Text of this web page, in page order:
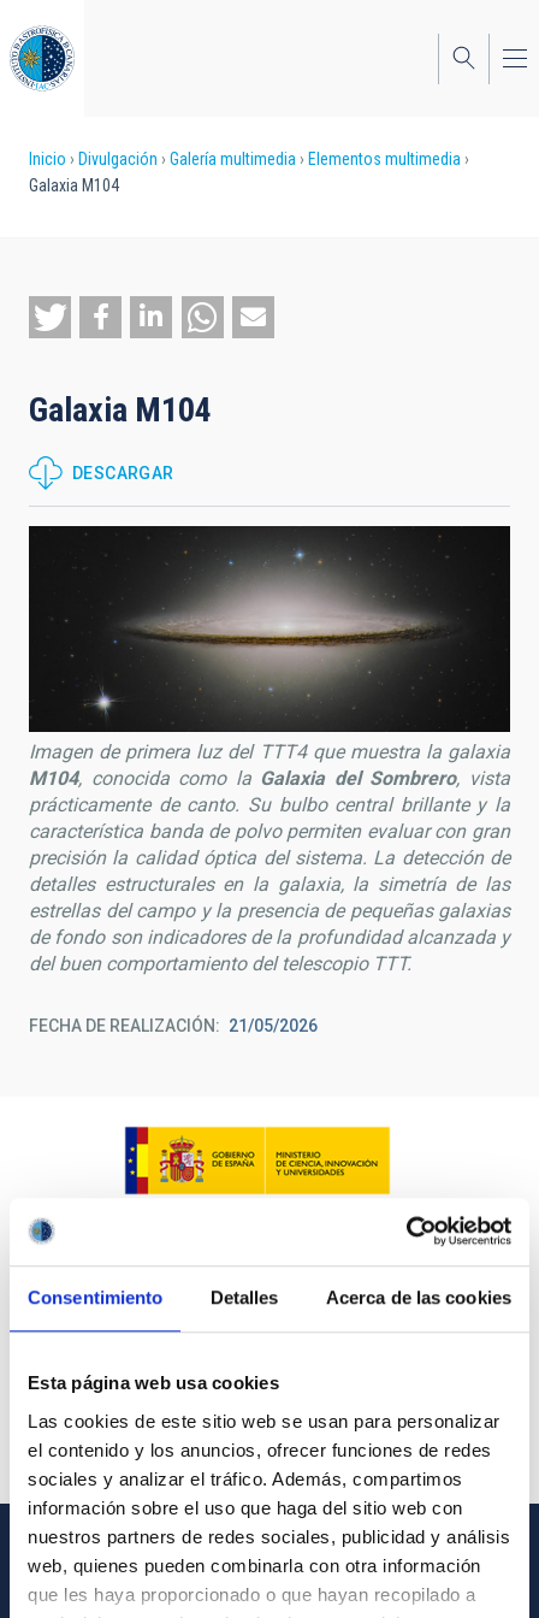
Consentimiento Detalles Acerca de las cookies
Esta página web usa cookies
Las cookies de este sitio web se usan para personalizar
el contenido y los anuncios, ofrecer funciones de redes
sociales y analizar el tráfico. Además, compartimos
información sobre el uso que haga del sitio web con
nuestros partners de redes sociales, publicidad y análisis
web, quienes pueden combinarla con otra información
que les haya proporcionado o que hayan recopilado a
al
contenido
principal
Sobrescribir
ayuda
a
navegación
Inicio Divulgación Galería multimedia
Elementos multimedia
Galaxia M104
Galaxia M104
DESCARGAR
Imagen de primera luz del TTT4 que muestra la galaxia
M104, conocida como la Galaxia del Sombrero, vista
prácticamente de canto. Su bulbo central brillante y la
característica banda de polvo permiten evaluar con gran
precisión la calidad óptica del sistema. La detección de
detalles estructurales en la galaxia, la simetría de las
estrellas del campo y la presencia de pequeñas galaxias
de fondo son indicadores de la profundidad alcanzada y
del buen comportamiento del telescopio TTT.
FECHA DE REALIZACIÓN 21/05/2026
INFORMACIÓN GENERAL